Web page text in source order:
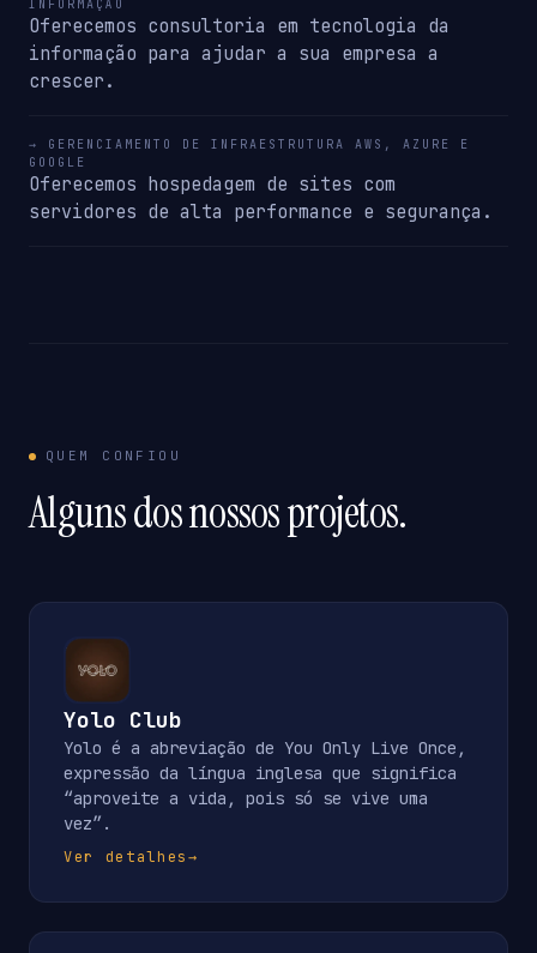
INFORMAÇÃO
Oferecemos consultoria em tecnologia da
informação para ajudar a sua empresa a
crescer.
→ GERENCIAMENTO DE INFRAESTRUTURA AWS, AZURE E
GOOGLE
Oferecemos hospedagem de sites com
servidores de alta performance e segurança.
QUEM CONFIOU
Alguns dos nossos projetos.
Yolo Club
Yolo é a abreviação de You Only Live Once,
expressão da língua inglesa que significa
“aproveite a vida, pois só se vive uma
vez”.
Ver detalhes→